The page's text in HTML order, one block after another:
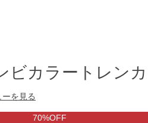
ビカラートレンカ
を見る
70%OFF